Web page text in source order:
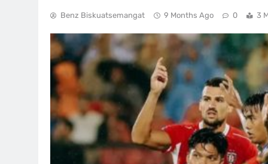
Benz Biskuatsemangat 9 Months Ago 0 3